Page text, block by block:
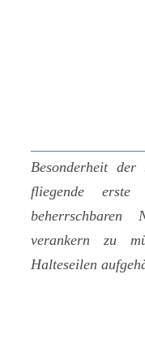
Besonderheit
fliegende
beherrschbaren
verankern zu
Halteseilen